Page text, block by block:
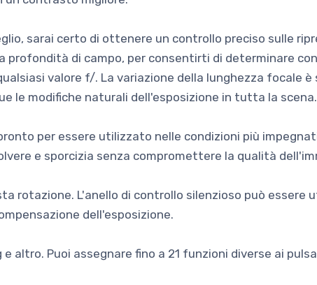
sarai certo di ottenere un controllo preciso sulle
di campo, per consentirti di determinare
valore f/. La variazione della lunghezza focale è
le modifiche naturali dell'esposizione in tutta la scena.
per essere utilizzato nelle condizioni più
e sporcizia senza compromettere la qualità
rotazione. L'anello di controllo silenzioso può essere
dell'esposizione.
altro. Puoi assegnare fino a 21 funzioni diverse ai